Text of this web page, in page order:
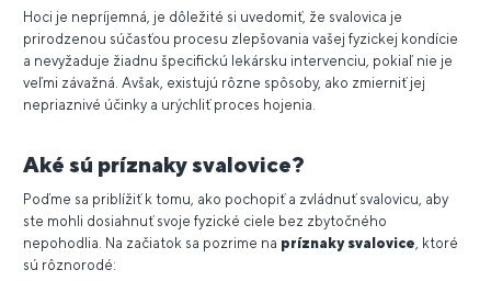
Hoci je nepríjemná, je dôležité si uvedomiť, že svalovica je
prirodzenou súčasťou procesu zlepšovania vašej fyzickej kondície
a nevyžaduje žiadnu špecifickú lekársku intervenciu, pokiaľ nie je
veľmi závažná. Avšak, existujú rôzne spôsoby, ako zmierniť jej
nepriaznivé účinky a urýchliť proces hojenia.
Aké sú príznaky svalovice?
Poďme sa priblížiť k tomu, ako pochopiť a zvládnuť svalovicu, aby
ste mohli dosiahnuť svoje fyzické ciele bez zbytočného
nepohodlia. Na začiatok sa pozrime na príznaky svalovice , ktoré
sú rôznorodé: